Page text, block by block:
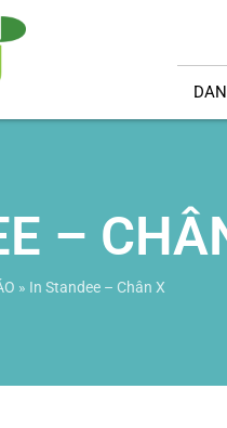
–
» In Standee – Chân X